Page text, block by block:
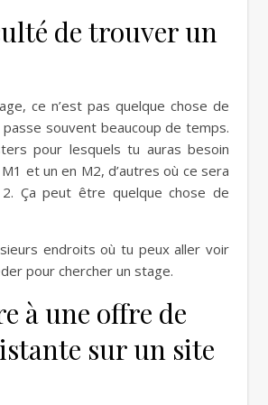
de trouver un
ce n’est pas quelque chose de
souvent beaucoup de temps.
pour lesquels tu auras besoin
et un en M2, d’autres où ce sera
Ça peut être quelque chose de
endroits où tu peux aller voir
pour chercher un stage.
à une offre de
sur un site